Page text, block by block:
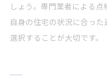
しょう。専門業者による
自身の住宅の状況に合っ
選択することが大切です。